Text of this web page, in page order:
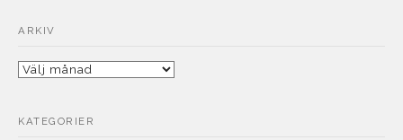
ARKIV
Arkiv
KATEGORIER